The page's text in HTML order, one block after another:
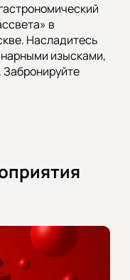
в
Насладитесь
изысками,
Забронируйте